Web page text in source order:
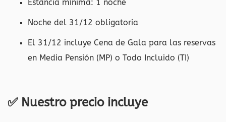
Estancia mínima: 1 noche
Noche del 31/12 obligatoria
El 31/12 incluye Cena de Gala para las reservas
en Media Pensión (MP) o Todo Incluido (TI)
✅ Nuestro precio incluye